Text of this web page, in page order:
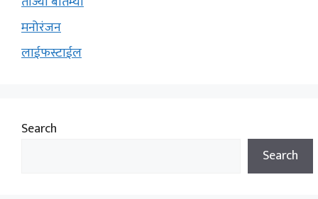
मनोरंजन
लाईफस्टाईल
Search
Search